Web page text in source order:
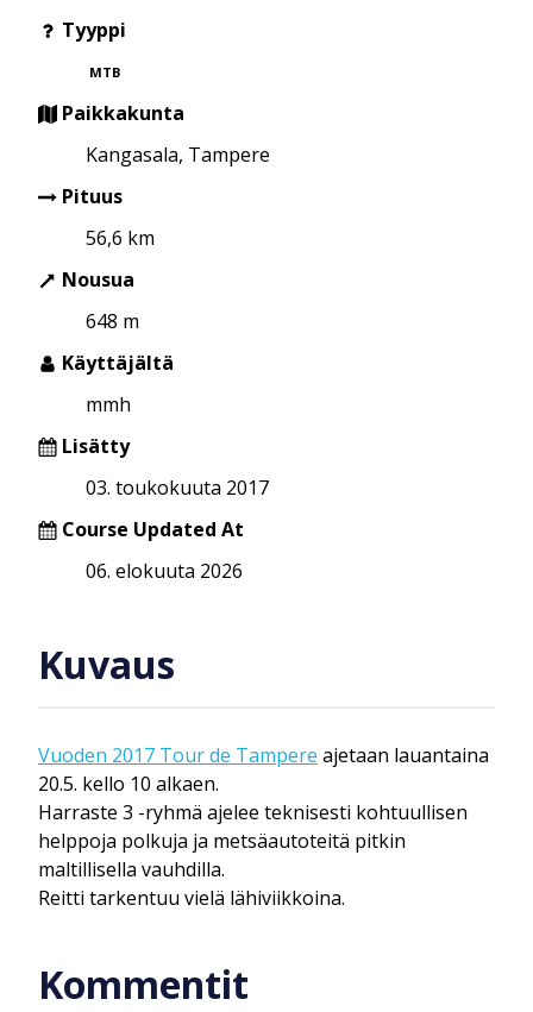
Tyyppi
MTB
Paikkakunta
Kangasala, Tampere
Pituus
56,6 km
Nousua
648 m
Käyttäjältä
mmh
Lisätty
03. toukokuuta 2017
Course Updated At
06. elokuuta 2026
Kuvaus
Vuoden 2017 Tour de Tampere ajetaan lauantaina
20.5. kello 10 alkaen.
Harraste 3 -ryhmä ajelee teknisesti kohtuullisen
helppoja polkuja ja metsäautoteitä pitkin
maltillisella vauhdilla.
Reitti tarkentuu vielä lähiviikkoina.
Kommentit